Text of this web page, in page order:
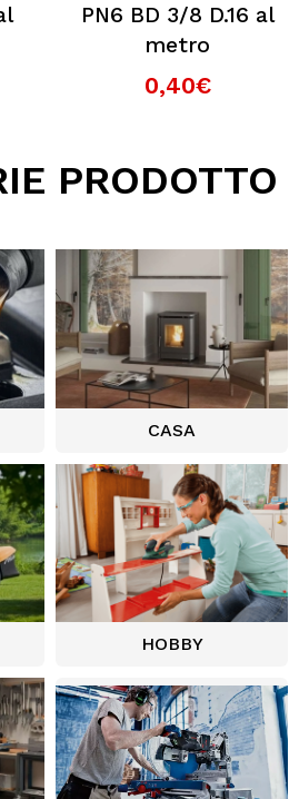
PN6 BD 3/8 D.16 al
metro
0,40€
PRODOTTO
CASA
HOBBY